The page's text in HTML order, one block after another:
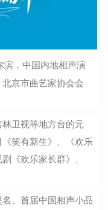
滨，中国内地相声演
京市曲艺家协会会
卫视等地方台的元
笑有新生》、《欢乐
《欢乐家长群》、
、首届中国相声小品